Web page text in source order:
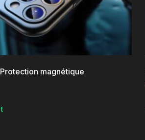
magnétique